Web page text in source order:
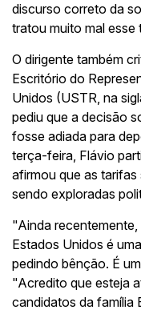
discurso correto da
tratou muito mal
O dirigente também
Escritório do
Unidos (USTR, na
pediu que a decisão
fosse adiada para
terça-feira, Flávio
afirmou que as
sendo exploradas
"Ainda
Estados Unidos é
pedindo bênção. É
"Acredito que esteja
candidatos da família